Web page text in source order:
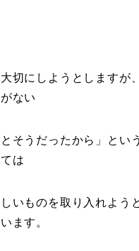
切にしようとしますが
ない
とそうだったから」とい
は
いものを取り入れよう
ます。